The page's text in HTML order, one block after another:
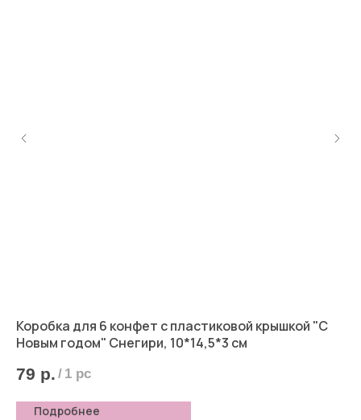
Коробка для 6 конфет с пластиковой крышкой "С
Новым годом" Снегири, 10*14,5*3 см
79 р. / 1 pc
Подробнее